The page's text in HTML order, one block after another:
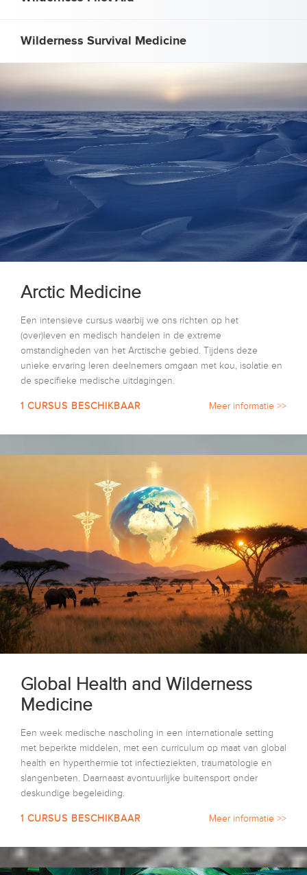
Wilderness Survival Medicine
Arctic Medicine
Een intensieve cursus waarbij we ons richten op het
(over)leven en medisch handelen in de extreme
omstandigheden van het Arctische gebied. Tijdens deze
unieke ervaring leren deelnemers omgaan met kou, isolatie en
de specifieke medische uitdagingen.
1 CURSUS BESCHIKBAAR Meer informatie >>
Global Health and Wilderness
Medicine
Een week medische nascholing in een internationale setting
met beperkte middelen, met een curriculum op maat van global
health en hyperthermie tot infectieziekten, traumatologie en
slangenbeten. Daarnaast avontuurlijke buitensport onder
deskundige begeleiding.
1 CURSUS BESCHIKBAAR Meer informatie >>